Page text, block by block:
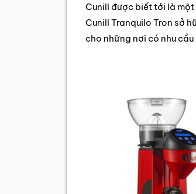
Cunill được biết tới là
Cunill Tranquilo Tron sở
cho những nơi có nhu